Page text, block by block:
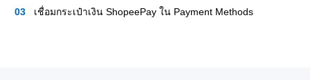
เชื่อมกระเป๋าเงิน ShopeePay ใน Payment Methods